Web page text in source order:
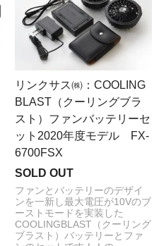
リンクサス㈱：COOLING
BLAST（クーリングブラ
スト）ファンバッテリーセ
ット2020年度モデル FX-
6700FSX
SOLD OUT
ファンとバッテリーのデザイ
ンを一新し最大電圧が10Vのブ
ーストモードを実装した
COOLINGBLAST（クーリング
ブラスト）バッテリーとファ